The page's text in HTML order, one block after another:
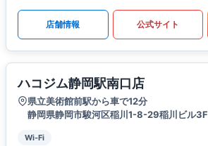
店舗情報 公式サイト
ハコジム静岡駅南口店
県立美術館前駅から車で12分
静岡県静岡市駿河区稲川1-8-29稲川ビル3F
Wi-Fi